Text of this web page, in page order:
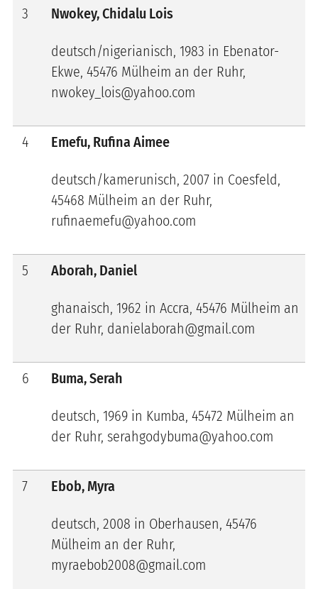
3 Nwokey, Chidalu Lois
deutsch/nigerianisch, 1983 in Ebenator-
Ekwe, 45476 Mülheim an der Ruhr,
nwokey_lois@yahoo.com
4 Emefu, Rufina Aimee
deutsch/kamerunisch, 2007 in Coesfeld,
45468 Mülheim an der Ruhr,
rufinaemefu@yahoo.com
5 Aborah, Daniel
ghanaisch, 1962 in Accra, 45476 Mülheim an
der Ruhr, danielaborah@gmail.com
6 Buma, Serah
deutsch, 1969 in Kumba, 45472 Mülheim an
der Ruhr, serahgodybuma@yahoo.com
7 Ebob, Myra
deutsch, 2008 in Oberhausen, 45476
Mülheim an der Ruhr,
myraebob2008@gmail.com